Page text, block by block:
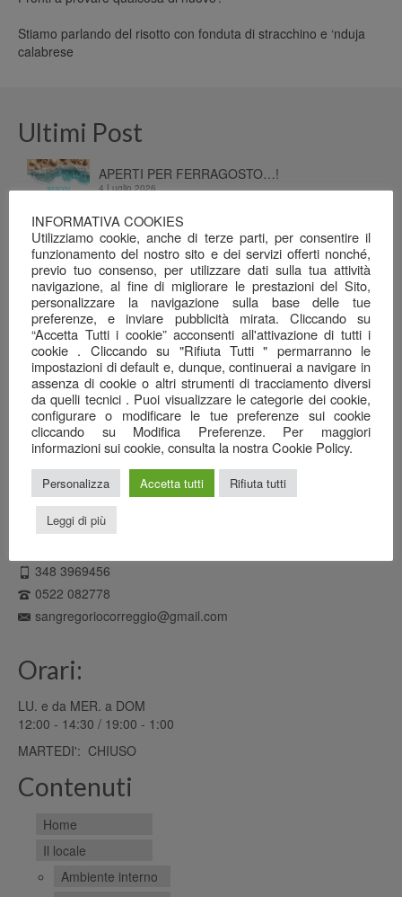
Stiamo parlando del risotto con fonduta di stracchino e ‘nduja
calabrese
Ultimi Post
APERTI PER FERRAGOSTO…!
4 Luglio 2026
Chiuso per Ferie
4 Luglio 2026
Dalla terra e dal mare, alla tavola…
26 Giugno 2026
Una serata ben riuscita…
22 Giugno 2026
Il mare nel calice…
7 Giugno 2026
Anagrafica
Ristorante Pizzeria
SAN GREGORIO srl
Via Cottafavi, 11
348 3969456
0522 082778
sangregoriocorreggio@gmail.com
Orari:
LU. e da MER. a DOM
12:00 - 14:30 / 19:00 - 1:00
MARTEDI': CHIUSO
Contenuti
Home
Il locale
Ambiente interno
INFORMATIVA COOKIES
Utilizziamo cookie, anche di terze parti, per consentire il
funzionamento del nostro sito e dei servizi offerti nonché,
previo tuo consenso, per utilizzare dati sulla tua attività
navigazione, al fine di migliorare le prestazioni del Sito,
personalizzare la navigazione sulla base delle tue
preferenze, e inviare pubblicità mirata. Cliccando su
“Accetta Tutti i cookie” acconsenti all'attivazione di tutti i
cookie . Cliccando su "Rifiuta Tutti " permarranno le
impostazioni di default e, dunque, continuerai a navigare in
assenza di cookie o altri strumenti di tracciamento diversi
da quelli tecnici . Puoi visualizzare le categorie dei cookie,
configurare o modificare le tue preferenze sui cookie
cliccando su Modifica Preferenze. Per maggiori
informazioni sui cookie, consulta la nostra Cookie Policy.
Personalizza Accetta tutti Rifiuta tutti
Leggi di più